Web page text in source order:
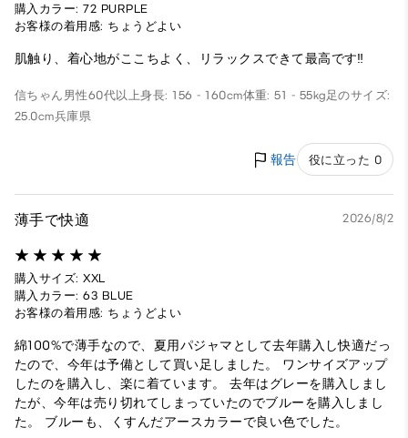
購入カラー: 72 PURPLE
お客様の着用感: ちょうどよい
肌触り、着心地がここちよく、リラックスできて最高です‼️
信ちゃん 男性60代以上身長: 156 - 160cm体重: 51 - 55kg足のサイズ:
25.0cm兵庫県
報告 役に立った 0
薄手で快適 2026/8/2
購入サイズ: XXL
購入カラー: 63 BLUE
お客様の着用感: ちょうどよい
綿100%で薄手なので、夏用パジャマとして去年購入し快適だっ
たので、今年は予備として買い足しました。 ワンサイズアップ
したのを購入し、楽に着ています。 去年はグレーを購入しまし
たが、今年は売り切れてしまっていたのでブルーを購入しまし
た。 ブルーも、くすんだアースカラーで良い色でした。